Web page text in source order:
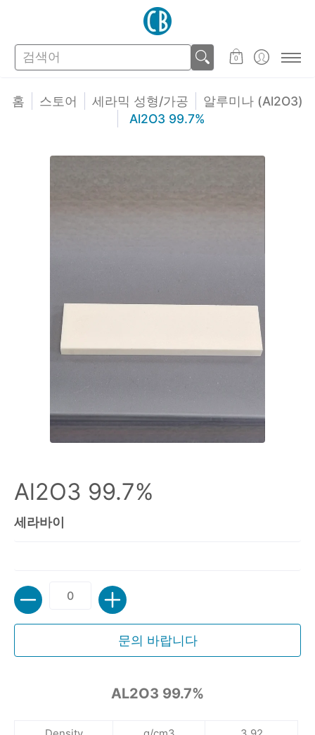
검색어 0
홈 스토어 세라믹 성형/가공
알루미나 (Al2O3)
Al2O3 99.7%
Al2O3 99.7%
세라바이
수량
문의 바랍니다
AL2O3 99.7%